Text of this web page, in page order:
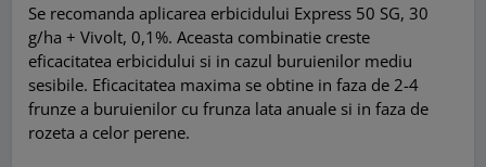
Se recomanda aplicarea erbicidului Express 50 SG, 30
g/ha + Vivolt, 0,1%. Aceasta combinatie creste
eficacitatea erbicidului si in cazul buruienilor mediu
sesibile. Eficacitatea maxima se obtine in faza de 2-4
frunze a buruienilor cu frunza lata anuale si in faza de
rozeta a celor perene.